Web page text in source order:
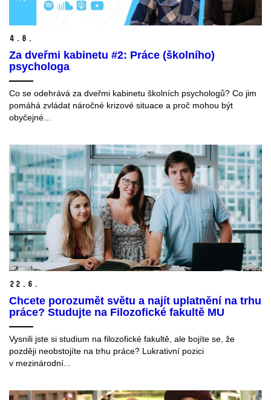
4. 8.
Za dveřmi kabinetu #2: Práce (školního)
psychologa
Co se odehrává za dveřmi kabinetu školních psychologů? Co jim
pomáhá zvládat náročné krizové situace a proč mohou být
obyčejné...
22. 6.
Chcete porozumět světu a najít uplatnění na trhu
práce? Studujte na Filozofické fakultě MU
Vysnili jste si studium na filozofické fakultě, ale bojíte se, že
později neobstojíte na trhu práce? Lukrativní pozici
v mezinárodní...